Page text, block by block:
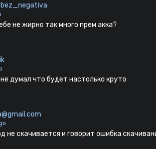
не жирно так много прем акка?
думал что будет настолько круто
не скачивается и говорит ошибка